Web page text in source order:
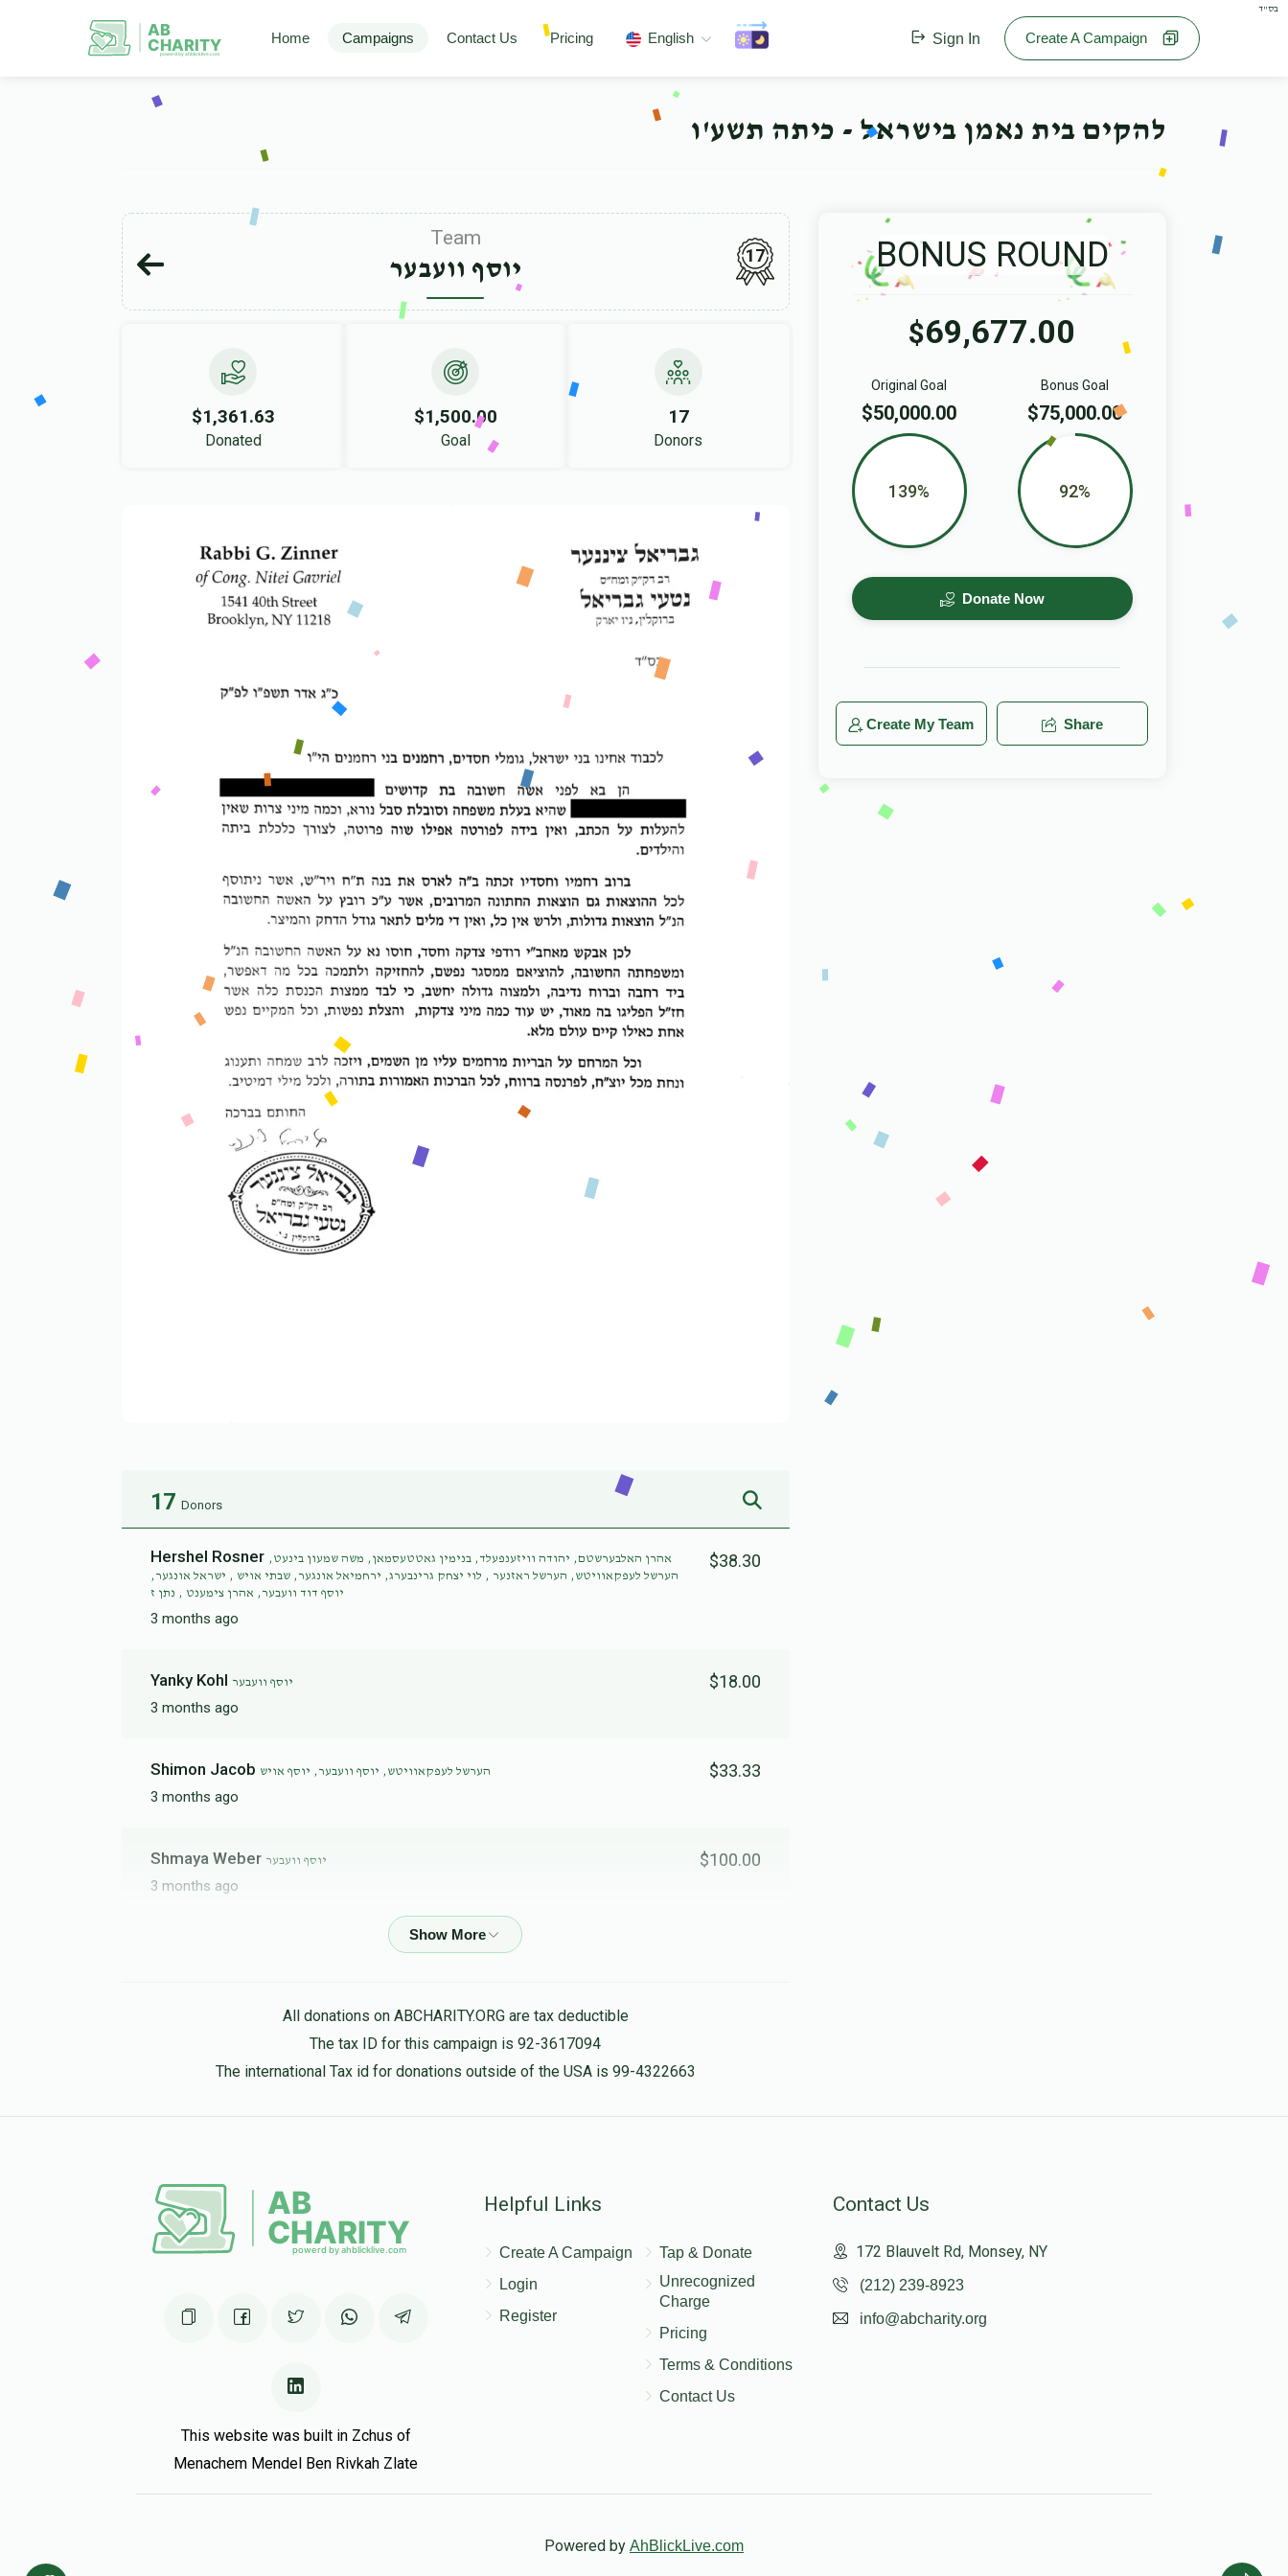
בס"ד
AB
CHARITY
powerd by ahblicklive.com
Home Campaigns Contact Us Pricing English Sign In Create A Campaign
להקים בית נאמן בישראל - כיתה תשע'ו
Team
יוסף וועבער 17
$1,361.63
Donated
$1,500.00
Goal
17
Donors
17 Donors
Hershel Rosner אהרן האלבערשטם, יהודה וויזענפעלד, בנימין גאטטעסמאן, משה שמעון בינעט,
הערשל לעפקאוויטש, הערשל ראזנער , לוי יצחק גרינבערג, ירחמיאל אונגער, שבתי אויש , ישראל אונגער,
יוסף דוד וועבער, אהרן צימענט , נתן ז
3 months ago
$38.30
Yanky Kohl יוסף וועבער
3 months ago
$18.00
Shimon Jacob הערשל לעפקאוויטש, יוסף וועבער, יוסף אויש
3 months ago
$33.33
Shmaya Weber יוסף וועבער
3 months ago
$100.00
יוסף וועבער
3 months ago
Ari Weber יוסף וועבער
3 months ago
All donations on ABCHARITY.ORG are tax deductible
The tax ID for this campaign is 92-3617094
The international Tax id for donations outside of the USA is 99-4322663
BONUS ROUND
$69,677.00
Bonus Goal
$75,000.00
92%
Original Goal
$50,000.00
139%
Donate Now
Create My Team Share
This website was built in Zchus of
Menachem Mendel Ben Rivkah Zlate
Helpful Links
Create A Campaign
Login
Register
Tap & Donate
Unrecognized
Charge
Pricing
Terms & Conditions
Contact Us
Contact Us
172 Blauvelt Rd, Monsey, NY
(212) 239-8923
info@abcharity.org
Powered by AhBlickLive.com